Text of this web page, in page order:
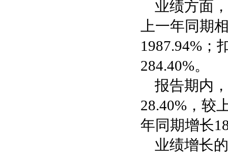
业绩方面
上一年同期
1987.94%；
284.40%。
报告期内
28.40%，较
年同期增长
业绩增长